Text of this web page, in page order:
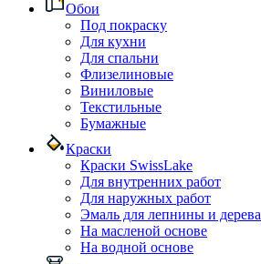
Обои
Под покраску
Для кухни
Для спальни
Флизелиновые
Виниловые
Текстильные
Бумажные
Краски
Краски SwissLake
Для внутренних работ
Для наружных работ
Эмаль для лепнины и дерева
На масленой основе
На водной основе